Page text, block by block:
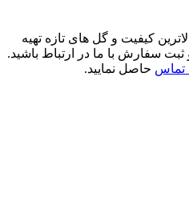
کیفیت و گل های تازه تهیه
سفارش با ما در ارتباط باشید.
تماس حاصل نمایید.